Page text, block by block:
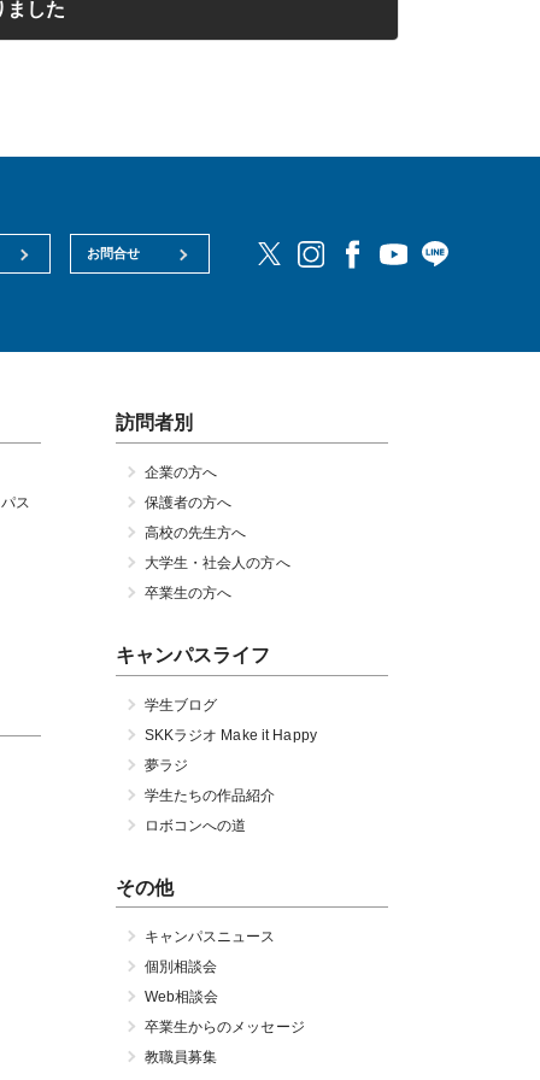
ました
お問合せ
ス
訪問者別
企業の方へ
保護者の方へ
高校の先生方へ
大学生・社会人の方へ
卒業生の方へ
キャンパスライフ
学生ブログ
SKKラジオ Make it Happy
夢ラジ
学生たちの作品紹介
ロボコンへの道
その他
キャンパスニュース
個別相談会
Web相談会
卒業生からのメッセージ
教職員募集